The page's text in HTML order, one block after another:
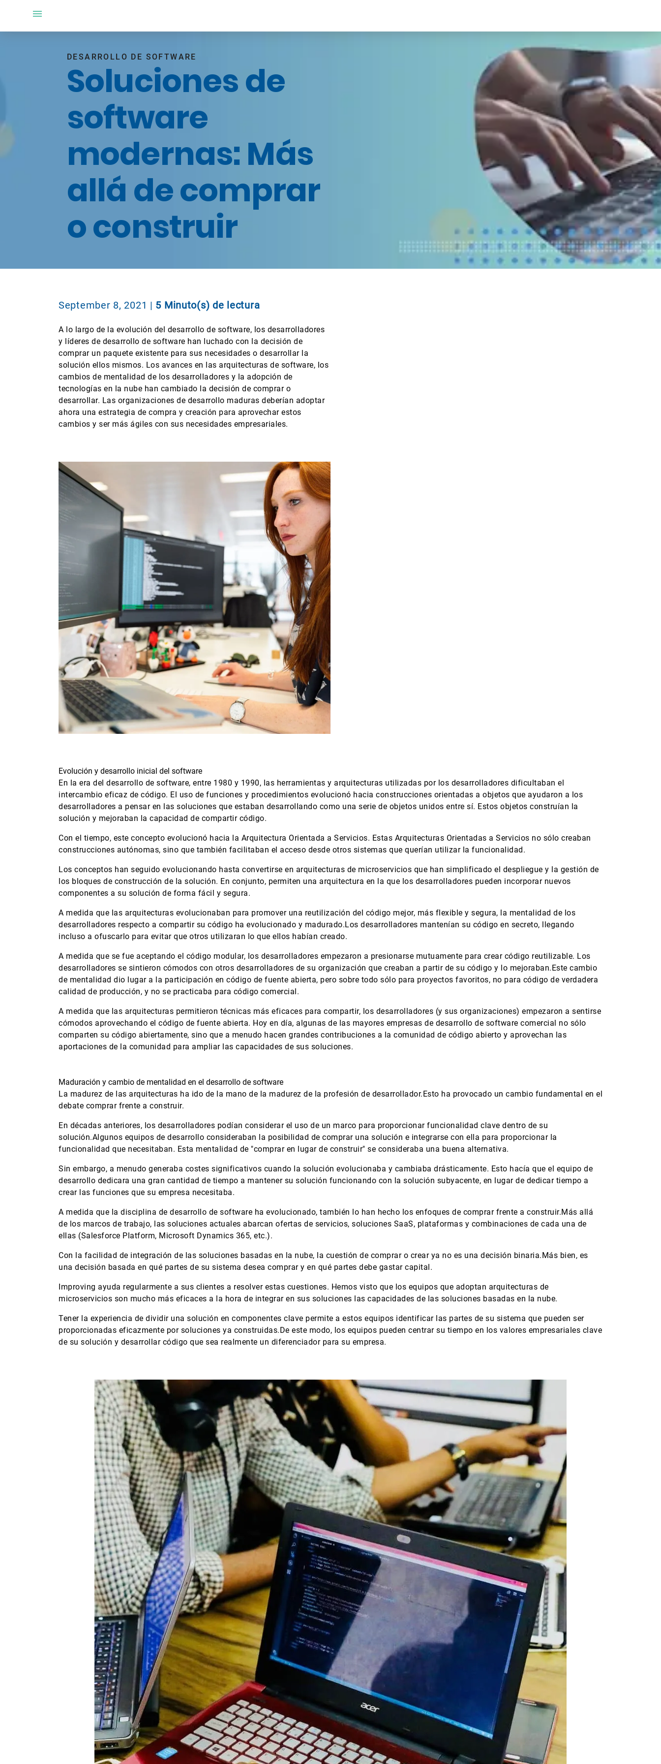
DESARROLLO DE SOFTWARE
Soluciones de
software
modernas: Más
allá de comprar
o construir
September 8, 2021 | 5 Minuto(s) de lectura
A lo largo de la evolución del desarrollo de software, los desarrolladores
y líderes de desarrollo de software han luchado con la decisión de
comprar un paquete existente para sus necesidades o desarrollar la
solución ellos mismos. Los avances en las arquitecturas de software, los
cambios de mentalidad de los desarrolladores y la adopción de
tecnologías en la nube han cambiado la decisión de comprar o
desarrollar. Las organizaciones de desarrollo maduras deberían adoptar
ahora una estrategia de compra y creación para aprovechar estos
cambios y ser más ágiles con sus necesidades empresariales.
Evolución y desarrollo inicial del software
En la era del desarrollo de software, entre 1980 y 1990, las herramientas y arquitecturas utilizadas por los desarrolladores dificultaban el
intercambio eficaz de código. El uso de funciones y procedimientos evolucionó hacia construcciones orientadas a objetos que ayudaron a los
desarrolladores a pensar en las soluciones que estaban desarrollando como una serie de objetos unidos entre sí. Estos objetos construían la
solución y mejoraban la capacidad de compartir código.
Con el tiempo, este concepto evolucionó hacia la Arquitectura Orientada a Servicios. Estas Arquitecturas Orientadas a Servicios no sólo creaban
construcciones autónomas, sino que también facilitaban el acceso desde otros sistemas que querían utilizar la funcionalidad.
Los conceptos han seguido evolucionando hasta convertirse en arquitecturas de microservicios que han simplificado el despliegue y la gestión de
los bloques de construcción de la solución. En conjunto, permiten una arquitectura en la que los desarrolladores pueden incorporar nuevos
componentes a su solución de forma fácil y segura.
A medida que las arquitecturas evolucionaban para promover una reutilización del código mejor, más flexible y segura, la mentalidad de los
desarrolladores respecto a compartir su código ha evolucionado y madurado.Los desarrolladores mantenían su código en secreto, llegando
incluso a ofuscarlo para evitar que otros utilizaran lo que ellos habían creado.
A medida que se fue aceptando el código modular, los desarrolladores empezaron a presionarse mutuamente para crear código reutilizable. Los
desarrolladores se sintieron cómodos con otros desarrolladores de su organización que creaban a partir de su código y lo mejoraban.Este cambio
de mentalidad dio lugar a la participación en código de fuente abierta, pero sobre todo sólo para proyectos favoritos, no para código de verdadera
calidad de producción, y no se practicaba para código comercial.
A medida que las arquitecturas permitieron técnicas más eficaces para compartir, los desarrolladores (y sus organizaciones) empezaron a sentirse
cómodos aprovechando el código de fuente abierta. Hoy en día, algunas de las mayores empresas de desarrollo de software comercial no sólo
comparten su código abiertamente, sino que a menudo hacen grandes contribuciones a la comunidad de código abierto y aprovechan las
aportaciones de la comunidad para ampliar las capacidades de sus soluciones.
Maduración y cambio de mentalidad en el desarrollo de software
La madurez de las arquitecturas ha ido de la mano de la madurez de la profesión de desarrollador.Esto ha provocado un cambio fundamental en el
debate comprar frente a construir.
En décadas anteriores, los desarrolladores podían considerar el uso de un marco para proporcionar funcionalidad clave dentro de su
solución.Algunos equipos de desarrollo consideraban la posibilidad de comprar una solución e integrarse con ella para proporcionar la
funcionalidad que necesitaban. Esta mentalidad de "comprar en lugar de construir" se consideraba una buena alternativa.
Sin embargo, a menudo generaba costes significativos cuando la solución evolucionaba y cambiaba drásticamente. Esto hacía que el equipo de
desarrollo dedicara una gran cantidad de tiempo a mantener su solución funcionando con la solución subyacente, en lugar de dedicar tiempo a
crear las funciones que su empresa necesitaba.
A medida que la disciplina de desarrollo de software ha evolucionado, también lo han hecho los enfoques de comprar frente a construir.Más allá
de los marcos de trabajo, las soluciones actuales abarcan ofertas de servicios, soluciones SaaS, plataformas y combinaciones de cada una de
ellas (Salesforce Platform, Microsoft Dynamics 365, etc.).
Con la facilidad de integración de las soluciones basadas en la nube, la cuestión de comprar o crear ya no es una decisión binaria.Más bien, es
una decisión basada en qué partes de su sistema desea comprar y en qué partes debe gastar capital.
Improving ayuda regularmente a sus clientes a resolver estas cuestiones. Hemos visto que los equipos que adoptan arquitecturas de
microservicios son mucho más eficaces a la hora de integrar en sus soluciones las capacidades de las soluciones basadas en la nube.
Tener la experiencia de dividir una solución en componentes clave permite a estos equipos identificar las partes de su sistema que pueden ser
proporcionadas eficazmente por soluciones ya construidas.De este modo, los equipos pueden centrar su tiempo en los valores empresariales clave
de su solución y desarrollar código que sea realmente un diferenciador para su empresa.